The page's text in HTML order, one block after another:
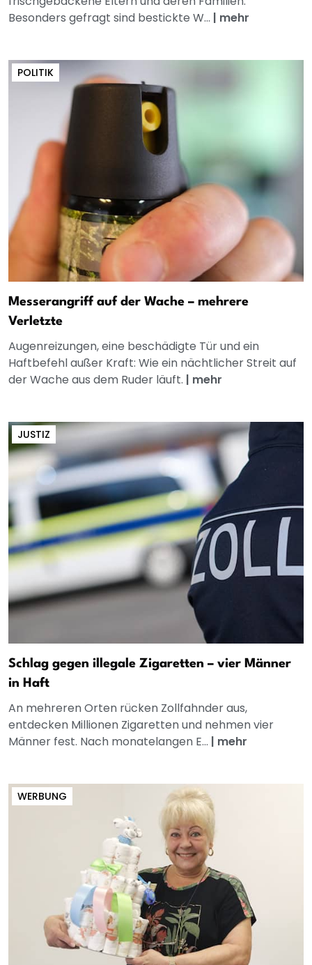
Besonders gefragt sind bestickte W... | mehr
POLITIK
Messerangriff auf der Wache – mehrere
Verletzte
Augenreizungen, eine beschädigte Tür und ein
Haftbefehl außer Kraft: Wie ein nächtlicher Streit auf
der Wache aus dem Ruder läuft. | mehr
JUSTIZ
Schlag gegen illegale Zigaretten – vier Männer
in Haft
An mehreren Orten rücken Zollfahnder aus,
entdecken Millionen Zigaretten und nehmen vier
Männer fest. Nach monatelangen E... | mehr
WERBUNG